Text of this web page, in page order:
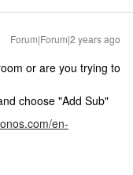
Forum|Forum|2 years ago
or are you trying to
choose "Add Sub"
en-